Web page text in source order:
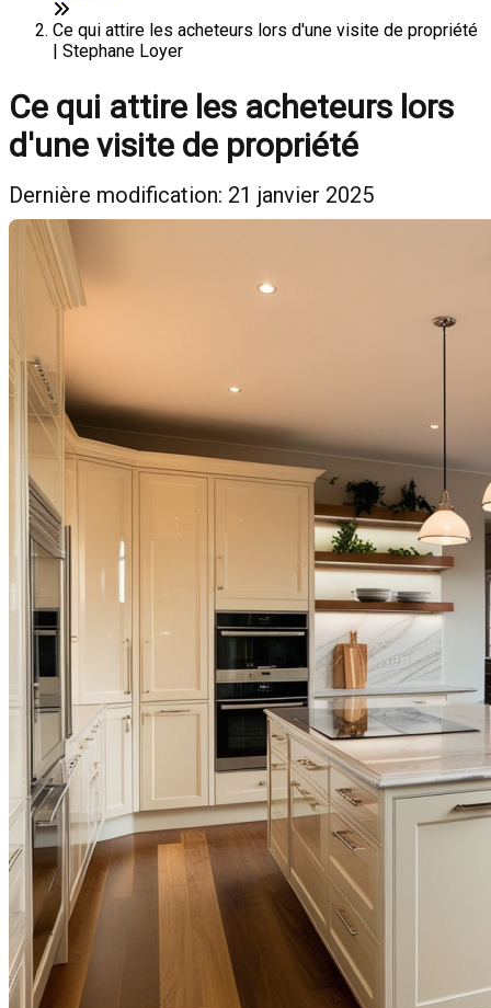
Ce qui attire les acheteurs lors d'une visite de propriété
| Stephane Loyer
Ce qui attire les acheteurs lors
d'une visite de propriété
Dernière modification: 21 janvier 2025